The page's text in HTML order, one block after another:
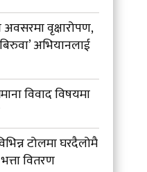
वृक्षारोपण,
अभियानलाई
विवाद विषयमा
टोलमा घरदैलोमै
वितरण